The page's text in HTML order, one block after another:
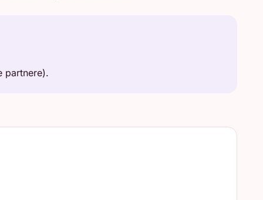
partnere).